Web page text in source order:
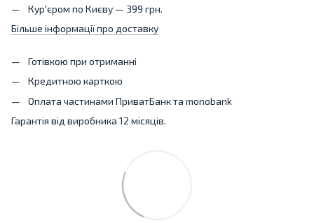
Кур'єром по Києву — 399 грн.
Більше інформації про доставку
Готівкою при отриманні
Кредитною карткою
Оплата частинами ПриватБанк та monobank
Гарантія від виробника 12 місяців.